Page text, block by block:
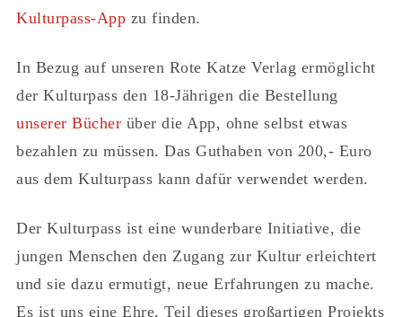
Kulturpass-App zu finden.
In Bezug auf unseren Rote Katze Verlag ermöglicht
der Kulturpass den 18-Jährigen die Bestellung
unserer Bücher über die App, ohne selbst etwas
bezahlen zu müssen. Das Guthaben von 200,- Euro
aus dem Kulturpass kann dafür verwendet werden.
Der Kulturpass ist eine wunderbare Initiative, die
jungen Menschen den Zugang zur Kultur erleichtert
und sie dazu ermutigt, neue Erfahrungen zu mache.
Es ist uns eine Ehre, Teil dieses großartigen Projekts